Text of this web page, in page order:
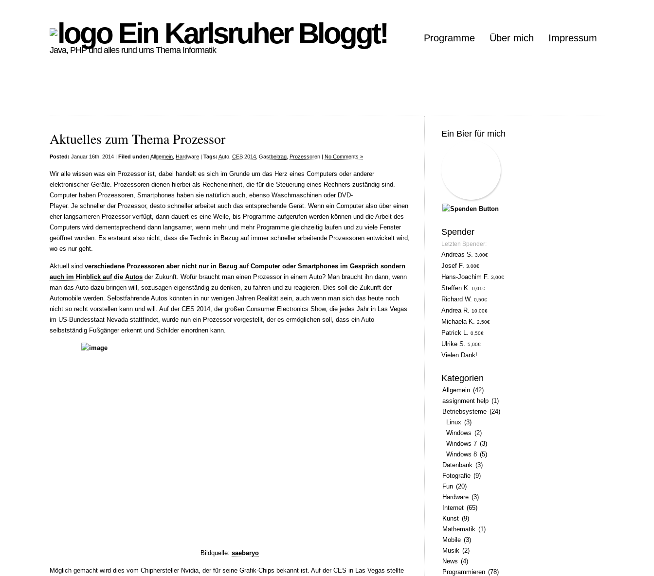
Ein Karlsruher Bloggt!
Java, PHP und alles rund ums Thema Informatik
Programme Über mich Impressum
Aktuelles zum Thema Prozessor
Posted: Januar 16th, 2014 | Filed under: Allgemein Hardware | Tags: Auto CES 2014 Gastbeitrag Prozessoren | No Comments »
Wir alle wissen was ein Prozessor ist, dabei handelt es sich im Grunde um das Herz eines Computers oder anderer
elektronischer Geräte. Prozessoren dienen hierbei als Recheneinheit, die für die Steuerung eines Rechners zuständig sind.
Computer haben Prozessoren, Smartphones haben sie natürlich auch, ebenso Waschmaschinen oder DVD-
Player. Je schneller der Prozessor, desto schneller arbeitet auch das entsprechende Gerät. Wenn ein Computer also über einen
eher langsameren Prozessor verfügt, dann dauert es eine Weile, bis Programme aufgerufen werden können und die Arbeit des
Computers wird dementsprechend dann langsamer, wenn mehr und mehr Programme gleichzeitig laufen und zu viele Fenster
geöffnet wurden. Es erstaunt also nicht, dass die Technik in Bezug auf immer schneller arbeitende Prozessoren entwickelt wird,
wo es nur geht.
Aktuell sind verschiedene Prozessoren aber nicht nur in Bezug auf Computer oder Smartphones im Gespräch sondern
auch im Hinblick auf die Autos der Zukunft. Wofür braucht man einen Prozessor in einem Auto? Man braucht ihn dann, wenn
man das Auto dazu bringen will, sozusagen eigenständig zu denken, zu fahren und zu reagieren. Dies soll die Zukunft der
Automobile werden. Selbstfahrende Autos könnten in nur wenigen Jahren Realität sein, auch wenn man sich das heute noch
nicht so recht vorstellen kann und will. Auf der CES 2014, der großen Consumer Electronics Show, die jedes Jahr in Las Vegas
im US-Bundesstaat Nevada stattfindet, wurde nun ein Prozessor vorgestellt, der es ermöglichen soll, dass ein Auto
selbstständig Fußgänger erkennt und Schilder einordnen kann.
Bildquelle: saebaryo
Möglich gemacht wird dies vom Chiphersteller Nvidia, der für seine Grafik-Chips bekannt ist. Auf der CES in Las Vegas stellte
Ein Bier für mich
Spender
Letzten Spender:
Andreas S. 3,00€
Josef F. 3,00€
Hans-Joachim F. 3,00€
Steffen K. 0,01€
Richard W. 0,50€
Andrea R. 10,00€
Michaela K. 2,50€
Patrick L. 0,50€
Ulrike S. 5,00€
Vielen Dank!
Kategorien
Allgemein (42)
assignment help (1)
Betriebsysteme (24)
Linux (3)
Windows (2)
Windows 7 (3)
Windows 8 (5)
Datenbank (3)
Fotografie (9)
Fun (20)
Hardware (3)
Internet (65)
Kunst (9)
Mathematik (1)
Mobile (3)
Musik (2)
News (4)
Programmieren (78)